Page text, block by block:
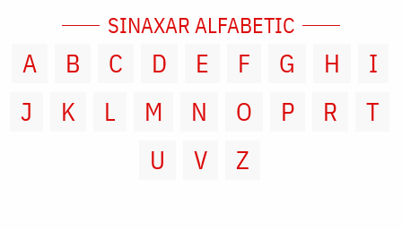
SINAXAR ALFABETIC
A B C D E F G H
I
J
K L M N O P R
T
U
V Z